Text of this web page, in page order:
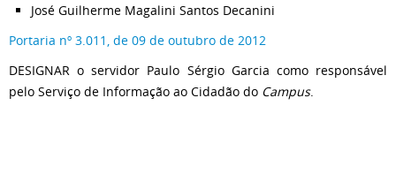
José Guilherme Magalini Santos Decanini
Portaria nº 3.011, de 09 de outubro de 2012
DESIGNAR o servidor Paulo Sérgio Garcia como responsável
pelo Serviço de Informação ao Cidadão do Campus.